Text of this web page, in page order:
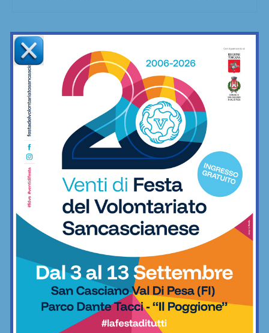
Articoli correlati
Calcio
Coppa Italia di Serie D, il Grassina
comincia il 23 agosto contro la
Lucchese
Calcio
Serie D, ecco i gironi 2026/27. Grassina
e San Donato Tavarnelle con tre
emiliane, una laziale e una umbra
Calcio
Il Grassina vola in Serie D. E arrivano
subito i complimenti dell’Antella: “Un
prestigioso traguardo”
Poggibonsi al lavoro, tra conferme,
ritorni e volti nuovi
Adesso è proprio ufficiale: il Grassina
giocherà in Serie D nella prossima